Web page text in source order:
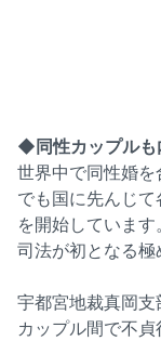
◆同性カップルも
世界中で同性婚
でも国に先んじ
を開始していま
司法が初となる極
宇都宮地裁真岡
カップル間で不